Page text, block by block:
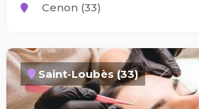
Cenon (33)
Saint-Loubès (33)